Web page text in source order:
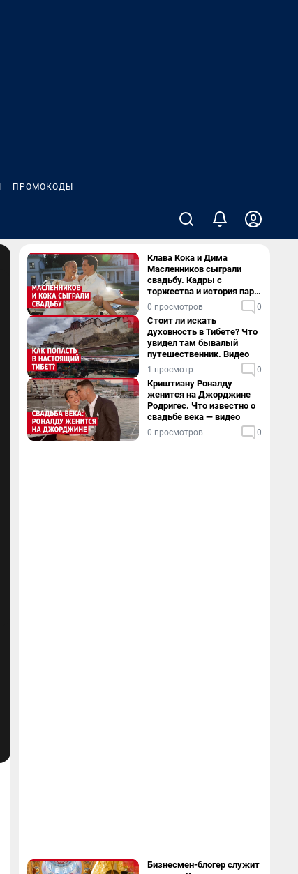
ПРОМОКОДЫ
Клава Кока и Дима
Масленников сыграли
свадьбу. Кадры с
торжества и история пары
— в видео
0 просмотров 0
Стоит ли искать
духовность в Тибете? Что
увидел там бывалый
путешественник. Видео
1 просмотр 0
Криштиану Роналду
женится на Джорджине
Родригес. Что известно о
свадьбе века — видео
0 просмотров 0
Бизнесмен-блогер служит